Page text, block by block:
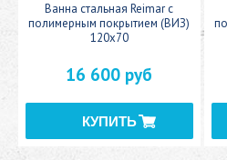
Ванна стальная Reimar с
полимерным покрытием (ВИЗ)
120x70
16 600 руб